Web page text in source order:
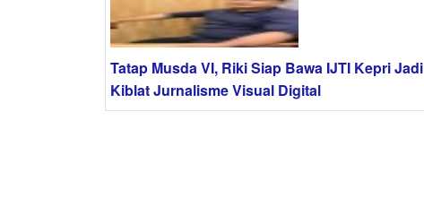
Tatap Musda VI, Riki Siap Bawa IJTI Kepri Jadi
Kiblat Jurnalisme Visual Digital